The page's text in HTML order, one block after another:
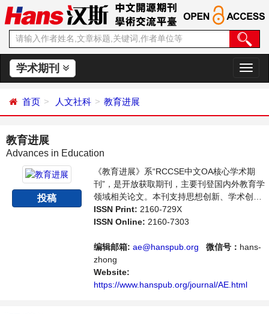
学术期刊
切
换
首页 人文社科 教育进展
教育进展
Advances in Education
投稿
《教育进展》系“RCCSE中文OA核心学术期
刊”，是开放获取期刊，主要刊登国内外教育学
领域相关论文。本刊支持思想创新、学术创
新，倡导科学，繁荣学术，集学术性、思想性
为一体，旨在给世界范围内的科学家、学者、
域内不同方向问题与发展的交流平台。
ISSN Print: 2160-729X
ISSN Online: 2160-7303
编辑邮箱: ae@hanspub.org 微信号： hans-
zhong
Website:
https://www.hanspub.org/journal/AE.html